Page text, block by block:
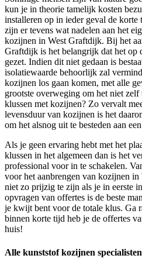
kun je in theorie tamelijk kosten
installeren op in ieder geval de
zijn er tevens wat nadelen aan het
kozijnen in West Graftdijk. Bij het
Graftdijk is het belangrijk dat het op
gezet. Indien dit niet gedaan is
isolatiewaarde behoorlijk zal
kozijnen los gaan komen, met alle
grootste overweging om het niet
klussen met kozijnen? Zo vervalt
levensduur van kozijnen is het
om het alsnog uit te besteden aan
Als je geen ervaring hebt met het
klussen in het algemeen dan is het
professional voor in te schakelen.
voor het aanbrengen van kozijnen
niet zo prijzig te zijn als je in eerste
opvragen van offertes is de beste
je kwijt bent voor de totale klus. Ga
binnen korte tijd heb je de offertes
huis!
Alle kunststof kozijnen